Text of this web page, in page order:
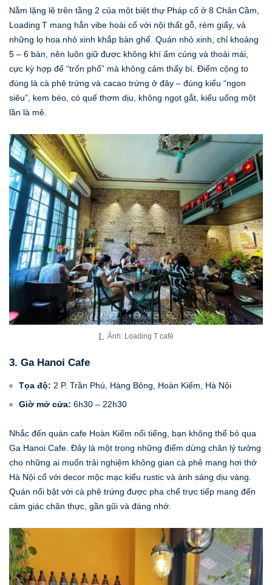
Nằm lặng lẽ trên tầng 2 của một biệt thự Pháp cổ ở 8 Chân Cầm,
Loading T mang hẳn vibe hoài cổ với nội thất gỗ, rèm giấy, và
những lọ hoa nhỏ xinh khắp bàn ghế. Quán nhỏ xinh, chỉ khoảng
5 – 6 bàn, nên luôn giữ được không khí ấm cúng và thoải mái,
cực kỳ hợp để “trốn phố” mà không cảm thấy bí. Điểm cộng to
đùng là cà phê trứng và cacao trứng ở đây – đúng kiểu “ngon
siêu”, kem béo, có quế thơm dịu, không ngọt gắt, kiểu uống một
lần là mê.
Ảnh: Loading T café
3. Ga Hanoi Cafe
Tọa độ: 2 P. Trần Phú, Hàng Bông, Hoàn Kiếm, Hà Nội
Giờ mở cửa: 6h30 – 22h30
Nhắc đến quán cafe Hoàn Kiếm nổi tiếng, bạn không thể bỏ qua
Ga Hanoi Cafe. Đây là một trong những điểm dừng chân lý tưởng
cho những ai muốn trải nghiệm không gian cà phê mang hơi thở
Hà Nội cổ với decor mộc mạc kiểu rustic và ánh sáng dịu vàng.
Quán nổi bật với cà phê trứng được pha chế trực tiếp mang đến
cảm giác chân thực, gần gũi và đáng nhớ.